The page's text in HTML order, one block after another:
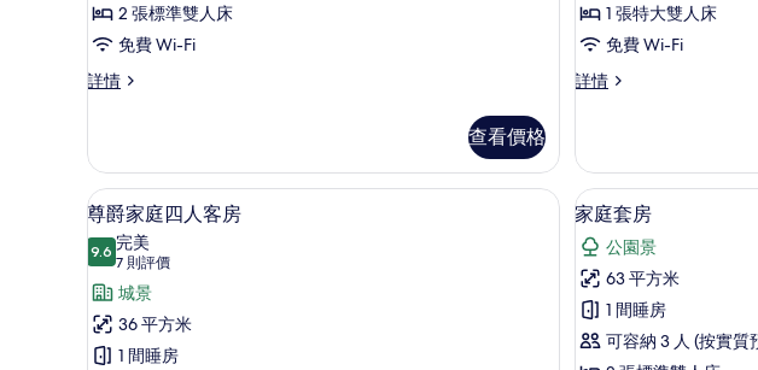
庭
客
房
片
2 張標準雙人床
免費 Wi-Fi
詳情
豪
客
房
詳
情
查看價格
房
特
大
的
相
片
1 張特大雙人床
免費 Wi-Fi
詳情
尊
特
大
號
床
詳
情
載
入
所
有
尊
爵
尊爵家庭四人客房 | 迷你吧、房內夾萬、書桌、遮光窗簾/窗簾
7
尊爵家庭四人客房
9.69.6 分，滿分 10 分
完美
7 則評價
(7
則
評
價)
城景
36 平方米
1 間睡房
載
入
所
有
家
庭
5
家庭套房
公園景
63 平方米
1 間睡房
可容納 3 人 (按實質